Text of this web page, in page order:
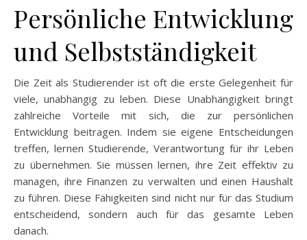
Persönliche Entwicklung
und Selbstständigkeit
Die Zeit als Studierender ist oft die erste Gelegenheit für
viele, unabhängig zu leben. Diese Unabhängigkeit bringt
zahlreiche Vorteile mit sich, die zur persönlichen
Entwicklung beitragen. Indem sie eigene Entscheidungen
treffen, lernen Studierende, Verantwortung für ihr Leben
zu übernehmen. Sie müssen lernen, ihre Zeit effektiv zu
managen, ihre Finanzen zu verwalten und einen Haushalt
zu führen. Diese Fähigkeiten sind nicht nur für das Studium
entscheidend, sondern auch für das gesamte Leben
danach.